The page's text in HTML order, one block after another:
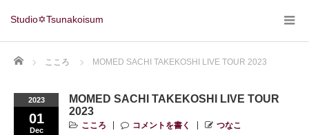
Studio✡Tsunakoisum
Home こころ MOMED SACHI TAKEKOSHI LIVE TOUR 2023
2023
01
Dec
MOMED SACHI TAKEKOSHI LIVE TOUR
2023
こころ コメントを書く つなこ